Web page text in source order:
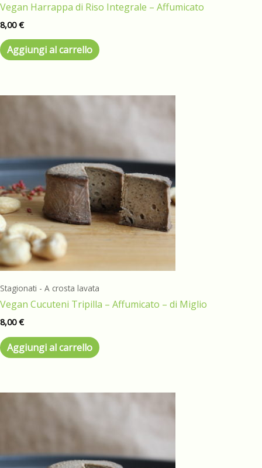
Vegan Harrappa di Riso Integrale – Affumicato
8,00€
Aggiungi al carrello
Stagionati - A crosta lavata
Vegan Cucuteni Tripilla – Affumicato – di Miglio
8,00€
Aggiungi al carrello